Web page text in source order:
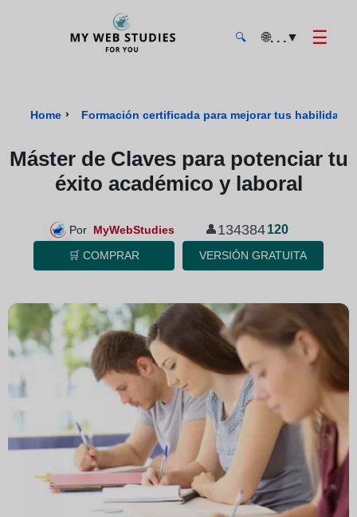
🔍 🌐. . .▼ ☰
Home › Formación certificada para mejorar tus
Máster de Claves para potenciar tu
éxito académico y laboral
Por MyWebStudies 👤134384 120
🛒 COMPRAR VERSIÓN GRATUITA